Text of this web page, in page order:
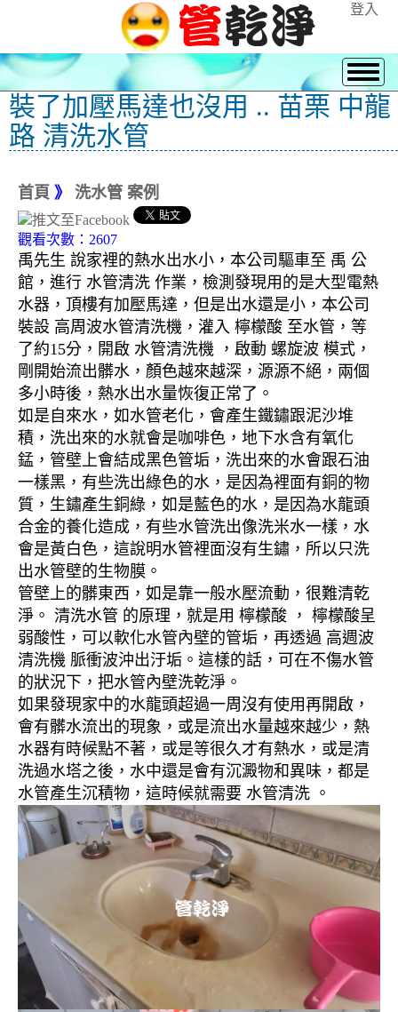
登入
裝了加壓馬達也沒用 .. 苗栗 中龍
路 清洗水管
首頁 》 洗水管 案例
觀看次數：2607
禹先生 說家裡的熱水出水小，本公司驅車至 禹 公
館，進行 水管清洗 作業，檢測發現用的是大型電熱
水器，頂樓有加壓馬達，但是出水還是小，本公司
裝設 高周波水管清洗機，灌入 檸檬酸 至水管，等
了約15分，開啟 水管清洗機 ，啟動 螺旋波 模式，
剛開始流出髒水，顏色越來越深，源源不絕，兩個
多小時後，熱水出水量恢復正常了。
如是自來水，如水管老化，會產生鐵鏽跟泥沙堆
積，洗出來的水就會是咖啡色，地下水含有氧化
錳，管壁上會結成黑色管垢，洗出來的水會跟石油
一樣黑，有些洗出綠色的水，是因為裡面有銅的物
質，生鏽產生銅綠，如是藍色的水，是因為水龍頭
合金的養化造成，有些水管洗出像洗米水一樣，水
會是黃白色，這說明水管裡面沒有生鏽，所以只洗
出水管壁的生物膜。
管壁上的髒東西，如是靠一般水壓流動，很難清乾
淨。 清洗水管 的原理，就是用 檸檬酸 ， 檸檬酸呈
弱酸性，可以軟化水管內壁的管垢，再透過 高週波
清洗機 脈衝波沖出汙垢。這樣的話，可在不傷水管
的狀況下，把水管內壁洗乾淨。
如果發現家中的水龍頭超過一周沒有使用再開啟，
會有髒水流出的現象，或是流出水量越來越少，熱
水器有時候點不著，或是等很久才有熱水，或是清
洗過水塔之後，水中還是會有沉澱物和異味，都是
水管產生沉積物，這時候就需要 水管清洗 。